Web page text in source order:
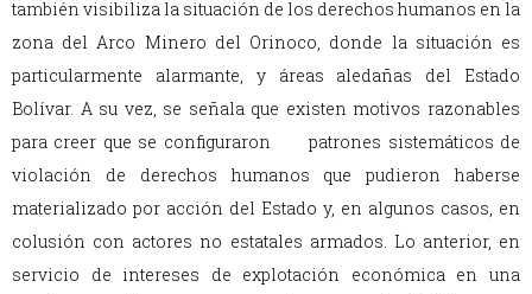
también visibiliza la situación de los derechos humanos en la
zona del Arco Minero del Orinoco, donde la situación es
particularmente alarmante, y áreas aledañas del Estado
Bolívar. A su vez, se señala que existen motivos razonables
para creer que se configuraron patrones sistemáticos de
violación de derechos humanos que pudieron haberse
materializado por acción del Estado y, en algunos casos, en
colusión con actores no estatales armados. Lo anterior, en
servicio de intereses de explotación económica en una